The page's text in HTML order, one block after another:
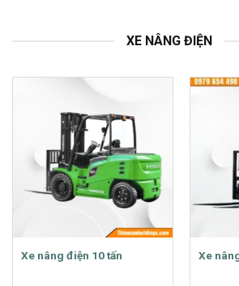
XE NÂNG ĐIỆN
Xe nâng điện 10 tấn Xe